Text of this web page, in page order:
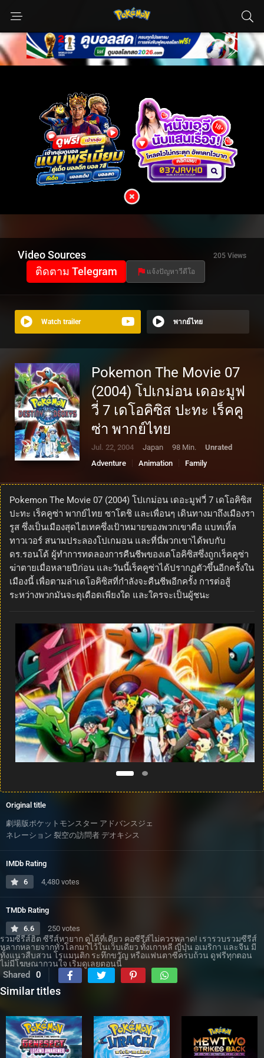
Video Sources 205 Views
ติดตาม Telegram แจ้งปัญหาวีดีโอ
Watch trailer พากย์ไทย
Pokemon The Movie 07
(2004) โปเกม่อน เดอะมูฟ
วี่ 7 เดโอคิซิส ปะทะ เร็คคู
ซ่า พากย์ไทย
Jul. 22, 2004 Japan 98 Min.
Unrated
Adventure
Animation
Family
Pokemon The Movie 07 (2004) โปเกม่อน เดอะมูฟวี่ 7 เดโอคิซิส
ปะทะ เร็คคูซ่า พากย์ไทย ซาโตชิ และเพื่อนๆ เดินทางมาถึงเมืองรา
รูส ซึ่งเป็นเมืองสุดไฮเทคซึ่งเป้าหมายของพวกเขาคือ แบทเทิ้ล
ทาวเวอร์ สนามประลองโปเกมอน และที่นี่พวกเขาได้พบกับ
ดร.รอนโด้ ผู้ทำการทดลองการคืนชีพของเดโอคิซิสซึ่งถูกเร็คคูซ่า
ฆ่าตายเมื่อหลายปีก่อน และวันนี้เร็คคูซ่าได้ปรากฏตัวขึ้นอีกครั้งใน
เมืองนี้ เพื่อตามล่าเดโอคิซิสที่กำลังจะคืนชีพอีกครั้ง การต่อสู้
ระหว่างพวกมันจะดุเดือดเพียงใด และใครจะเป็นผู้ชนะ
Original title
劇場版ポケットモンスター アドバンスジェ
ネレーション 裂空の訪問者 デオキシス
IMDb Rating
6 4,480 votes
TMDb Rating
6.6 250 votes
รวมซีรีส์ฮิต ซีรีส์หายาก ดูได้ที่เดียว คอซีรีส์ไม่ควรพลาด! เรารวบรวมซีรีส์
หลากหลายจากทั่วโลกมาไว้ในเว็บเดียว ทั้งเกาหลี ญี่ปุ่น อเมริกา และจีน มี
ทั้งแนวสืบสวน โรแมนติก ระทึกขวัญ หรือแฟนตาซีครบถ้วน ดูฟรีทุกตอน
ไม่มีโฆษณากวนใจ เริ่มดูเลยตอนนี้
Shared 0
Similar titles